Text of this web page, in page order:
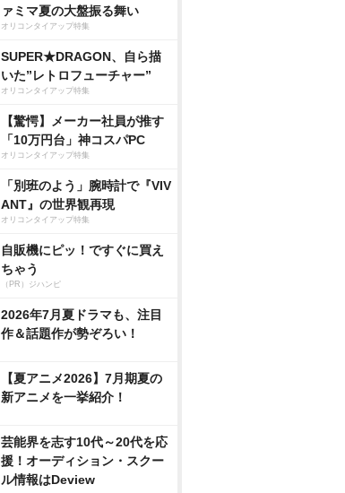
ァミマ夏の大盤振る舞い
オリコンタイアップ特集
SUPER★DRAGON、自ら描
いた”レトロフューチャー”
オリコンタイアップ特集
【驚愕】メーカー社員が推す
「10万円台」神コスパPC
オリコンタイアップ特集
「別班のよう」腕時計で『VIV
ANT』の世界観再現
オリコンタイアップ特集
自販機にピッ！ですぐに買え
ちゃう
（PR）ジハンピ
2026年7月夏ドラマも、注目
作＆話題作が勢ぞろい！
【夏アニメ2026】7月期夏の
新アニメを一挙紹介！
芸能界を志す10代～20代を応
援！オーディション・スクー
ル情報はDeview